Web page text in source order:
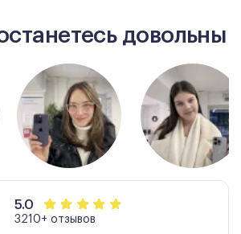
довольны
5.0
3210+ отзывов